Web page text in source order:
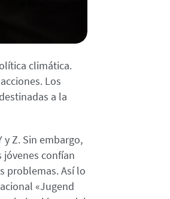
climática.
Los
a la
Z. Sin embargo,
jóvenes confían
problemas. Así lo
«Jugend